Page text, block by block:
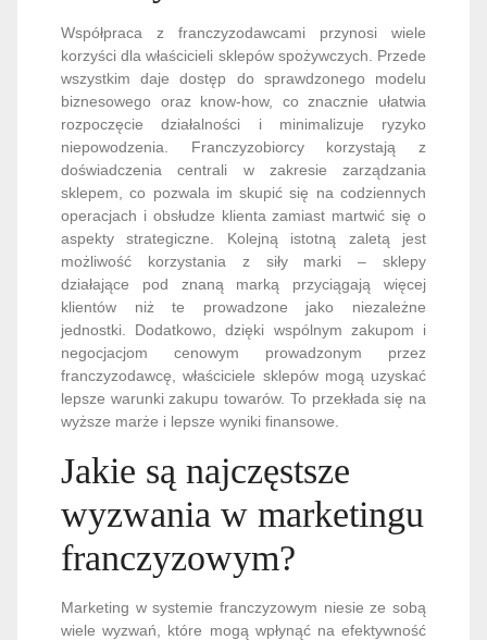
Współpraca z franczyzodawcami przynosi wiele
korzyści dla właścicieli sklepów spożywczych. Przede
wszystkim daje dostęp do sprawdzonego modelu
biznesowego oraz know-how, co znacznie ułatwia
rozpoczęcie działalności i minimalizuje ryzyko
niepowodzenia. Franczyzobiorcy korzystają z
doświadczenia centrali w zakresie zarządzania
sklepem, co pozwala im skupić się na codziennych
operacjach i obsłudze klienta zamiast martwić się o
aspekty strategiczne. Kolejną istotną zaletą jest
możliwość korzystania z siły marki – sklepy
działające pod znaną marką przyciągają więcej
klientów niż te prowadzone jako niezależne
jednostki. Dodatkowo, dzięki wspólnym zakupom i
negocjacjom cenowym prowadzonym przez
franczyzodawcę, właściciele sklepów mogą uzyskać
lepsze warunki zakupu towarów. To przekłada się na
wyższe marże i lepsze wyniki finansowe.
Jakie są najczęstsze
wyzwania w marketingu
franczyzowym?
Marketing w systemie franczyzowym niesie ze sobą
wiele wyzwań, które mogą wpłynąć na efektywność